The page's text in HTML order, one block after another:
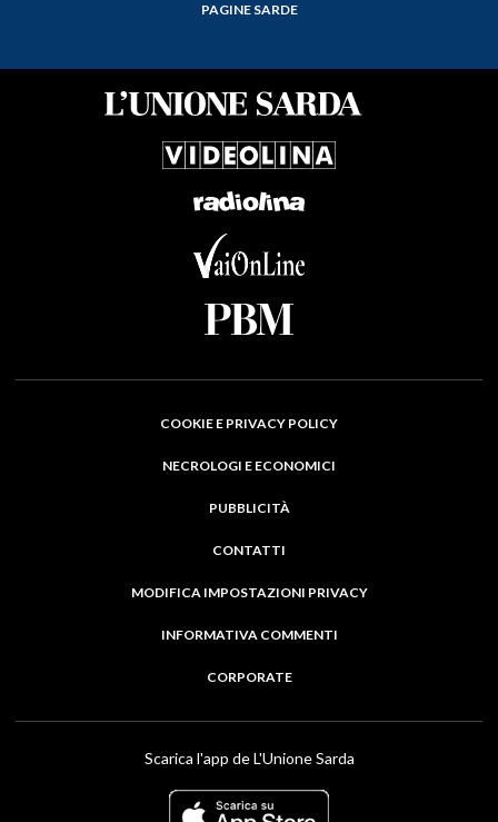
PAGINE SARDE
COOKIE E PRIVACY POLICY
NECROLOGI E ECONOMICI
PUBBLICITÀ
CONTATTI
MODIFICA IMPOSTAZIONI PRIVACY
INFORMATIVA COMMENTI
CORPORATE
Scarica l'app de L'Unione Sarda